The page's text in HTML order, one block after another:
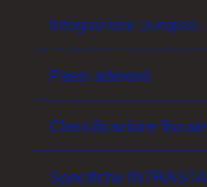
Integrazione europea
Paesi aderenti
Classificazione
Specifiche